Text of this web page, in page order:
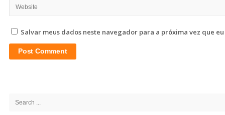
Salvar meus dados neste navegador para a próxima vez que
Search